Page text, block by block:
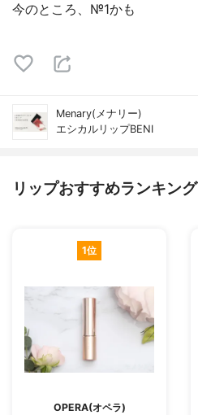
今のところ、№1かも
Menary(メナリー)
エシカルリップBENI
リップおすすめランキング
1位
OPERA(オペラ)